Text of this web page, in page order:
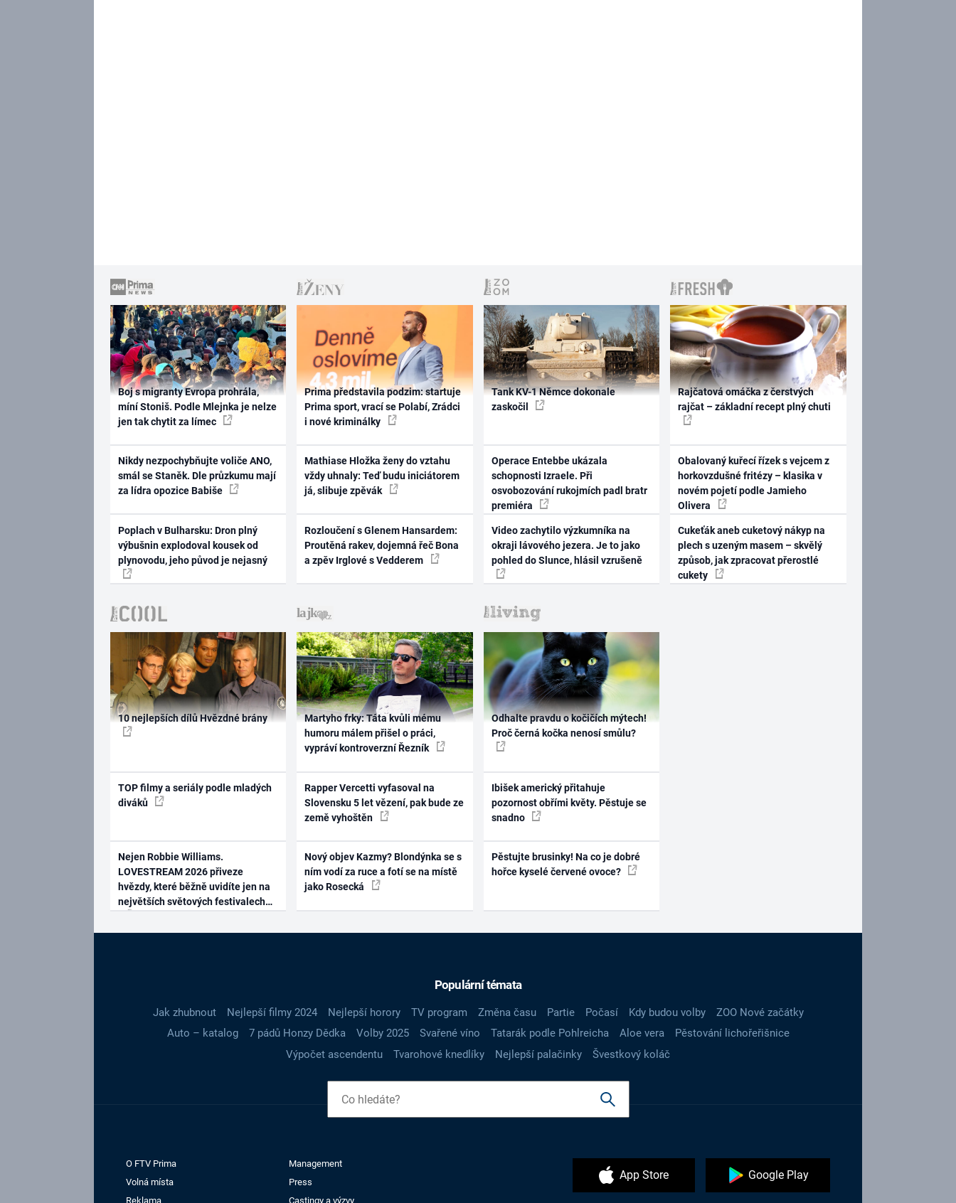
Boj s migranty Evropa prohrála,
míní Stoniš. Podle Mlejnka je nelze
jen tak chytit za límec
Nikdy nezpochybňujte voliče ANO,
smál se Staněk. Dle průzkumu mají
za lídra opozice Babiše
Poplach v Bulharsku: Dron plný
výbušnin explodoval kousek od
plynovodu, jeho původ je nejasný
Prima představila podzim: startuje
Prima sport, vrací se Polabí, Zrádci
i nové kriminálky
Mathiase Hložka ženy do vztahu
vždy uhnaly: Teď budu iniciátorem
já, slibuje zpěvák
Rozloučení s Glenem Hansardem:
Proutěná rakev, dojemná řeč Bona
a zpěv Irglové s Vedderem
Tank KV-1 Němce dokonale
zaskočil
Operace Entebbe ukázala
schopnosti Izraele. Při
osvobozování rukojmích padl bratr
premiéra
Video zachytilo výzkumníka na
okraji lávového jezera. Je to jako
pohled do Slunce, hlásil vzrušeně
Rajčatová omáčka z čerstvých
rajčat – základní recept plný chuti
Obalovaný kuřecí řízek s vejcem z
horkovzdušné fritézy – klasika v
novém pojetí podle Jamieho
Olivera
Cukeťák aneb cuketový nákyp na
plech s uzeným masem – skvělý
způsob, jak zpracovat přerostlé
cukety
10 nejlepších dílů Hvězdné brány
TOP filmy a seriály podle mladých
diváků
Nejen Robbie Williams.
LOVESTREAM 2026 přiveze
hvězdy, které běžně uvidíte jen na
největších světových festivalech
Martyho frky: Táta kvůli mému
humoru málem přišel o práci,
vypráví kontroverzní Řezník
Rapper Vercetti vyfasoval na
Slovensku 5 let vězení, pak bude ze
země vyhoštěn
Nový objev Kazmy? Blondýnka se s
ním vodí za ruce a fotí se na místě
jako Rosecká
Odhalte pravdu o kočičích mýtech!
Proč černá kočka nenosí smůlu?
Ibišek americký přitahuje
pozornost obřími květy. Pěstuje se
snadno
Pěstujte brusinky! Na co je dobré
hořce kyselé červené ovoce?
Populární témata
Jak zhubnout Nejlepší filmy 2024 Nejlepší horory TV program Změna času Partie Počasí Kdy budou volby
ZOO Nové začátky
Auto – katalog
7 pádů Honzy Dědka Volby 2025 Svařené víno Tatarák podle Pohlreicha Aloe vera
Pěstování lichořeřišnice
Výpočet ascendentu
Tvarohové knedlíky Nejlepší palačinky Švestkový koláč
O FTV Prima
Management
Volná místa
Press
Reklama
Castingy a výzvy
App Store Google Play